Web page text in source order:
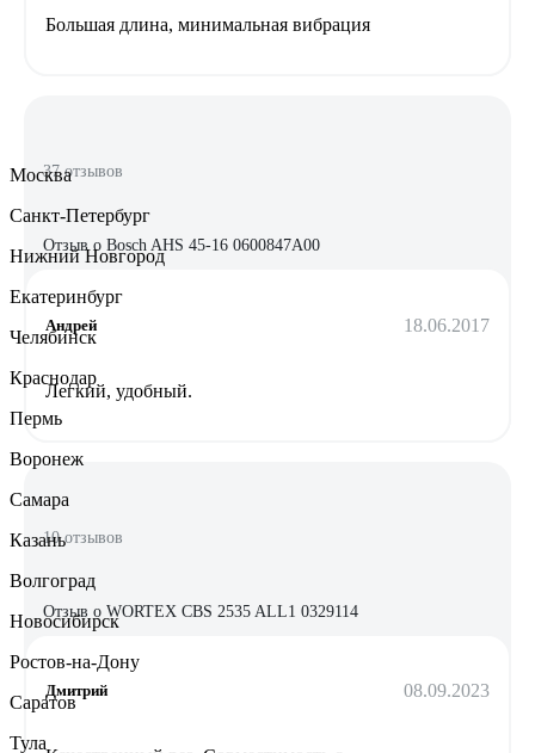
Большая длина, минимальная вибрация
37 отзывов
Отзыв о Bosch AHS 45-16 0600847A00
Андрей 18.06.2017
Легкий, удобный.
10 отзывов
Отзыв о WORTEX CBS 2535 ALL1 0329114
Дмитрий 08.09.2023
Москва
Санкт-Петербург
Нижний Новгород
Екатеринбург
Челябинск
Краснодар
Пермь
Воронеж
Самара
Казань
Волгоград
Новосибирск
Ростов-на-Дону
Саратов
Тула